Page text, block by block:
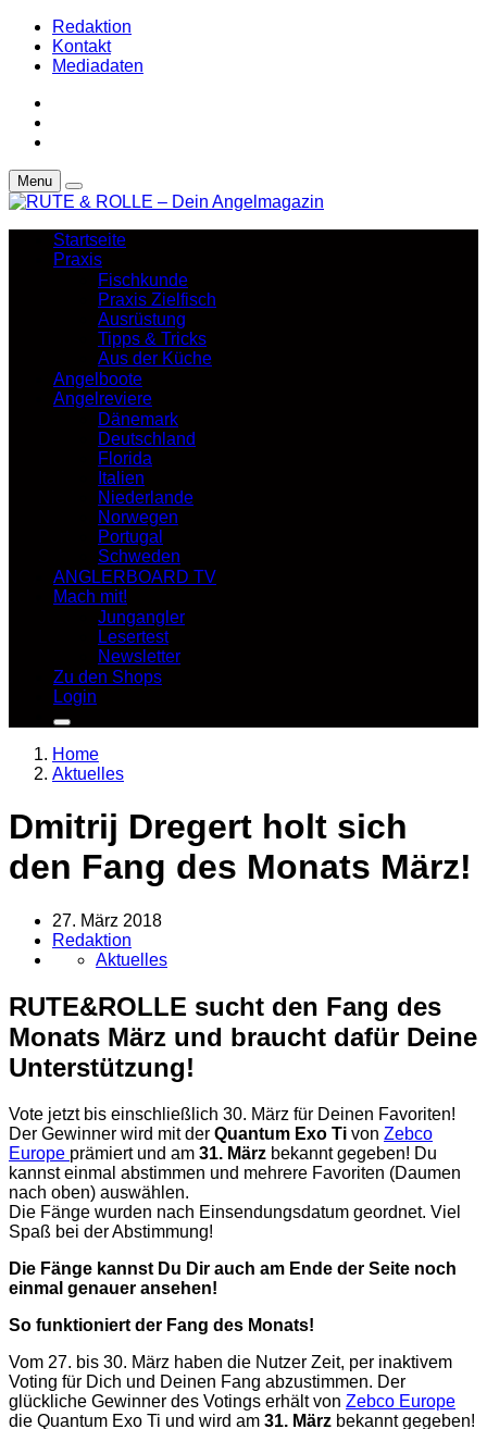
Redaktion
Kontakt
Mediadaten
Menu
Startseite
Praxis
Fischkunde
Praxis Zielfisch
Ausrüstung
Tipps & Tricks
Aus der Küche
Angelboote
Angelreviere
Dänemark
Deutschland
Florida
Italien
Niederlande
Norwegen
Portugal
Schweden
ANGLERBOARD TV
Mach mit!
Jungangler
Lesertest
Newsletter
Zu den Shops
Login
Home
Aktuelles
Dmitrij Dregert holt sich
den Fang des Monats März!
27. März 2018
Redaktion
Aktuelles
RUTE&ROLLE sucht den Fang des
Monats März und braucht dafür Deine
Unterstützung!
Vote jetzt bis einschließlich 30. März für Deinen Favoriten!
Der Gewinner wird mit der Quantum Exo Ti von Zebco
Europe prämiert und am 31. März bekannt gegeben! Du
kannst einmal abstimmen und mehrere Favoriten (Daumen
nach oben) auswählen.
Die Fänge wurden nach Einsendungsdatum geordnet. Viel
Spaß bei der Abstimmung!
Die Fänge kannst Du Dir auch am Ende der Seite noch
einmal genauer ansehen!
So funktioniert der Fang des Monats!
Vom 27. bis 30. März haben die Nutzer Zeit, per inaktivem
Voting für Dich und Deinen Fang abzustimmen. Der
glückliche Gewinner des Votings erhält von Zebco Europe
die Quantum Exo Ti und wird am 31. März bekannt gegeben!